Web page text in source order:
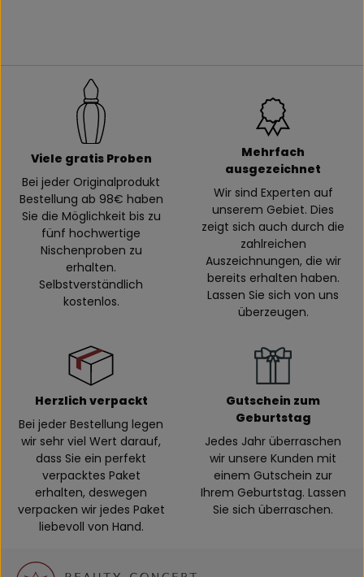
Viele gratis Proben
Bei jeder Originalprodukt
Bestellung ab 98€ haben
Sie die Möglichkeit bis zu
fünf hochwertige
Nischenproben zu
erhalten.
Selbstverständlich
kostenlos.
Mehrfach
ausgezeichnet
Wir sind Experten auf
unserem Gebiet. Dies
zeigt sich auch durch die
zahlreichen
Auszeichnungen, die wir
bereits erhalten haben.
Lassen Sie sich von uns
überzeugen.
Herzlich verpackt
Bei jeder Bestellung legen
wir sehr viel Wert darauf,
dass Sie ein perfekt
verpacktes Paket
erhalten, deswegen
verpacken wir jedes Paket
liebevoll von Hand.
Gutschein zum
Geburtstag
Jedes Jahr überraschen
wir unsere Kunden mit
einem Gutschein zur
Ihrem Geburtstag. Lassen
Sie sich überraschen.